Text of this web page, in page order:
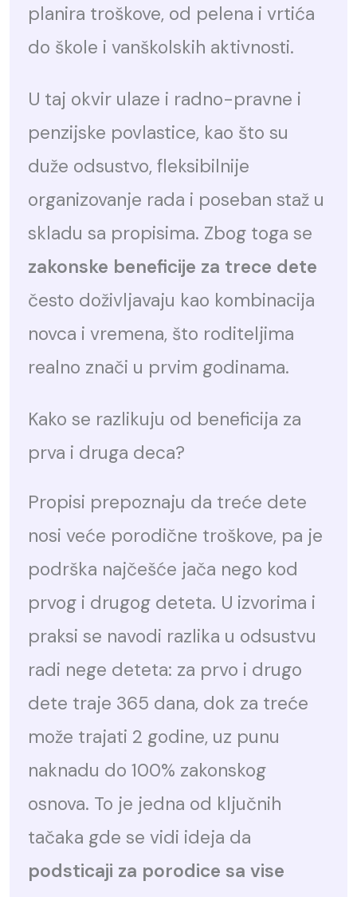
planira troškove, od pelena i vrtića
do škole i vanškolskih aktivnosti.
U taj okvir ulaze i radno-pravne i
penzijske povlastice, kao što su
duže odsustvo, fleksibilnije
organizovanje rada i poseban staž u
skladu sa propisima. Zbog toga se
zakonske beneficije za trece dete
često doživljavaju kao kombinacija
novca i vremena, što roditeljima
realno znači u prvim godinama.
Kako se razlikuju od beneficija za
prva i druga deca?
Propisi prepoznaju da treće dete
nosi veće porodične troškove, pa je
podrška najčešće jača nego kod
prvog i drugog deteta. U izvorima i
praksi se navodi razlika u odsustvu
radi nege deteta: za prvo i drugo
dete traje 365 dana, dok za treće
može trajati 2 godine, uz punu
naknadu do 100% zakonskog
osnova. To je jedna od ključnih
tačaka gde se vidi ideja da
podsticaji za porodice sa vise